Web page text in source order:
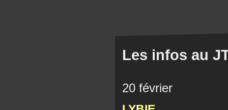
Les infos au
20 février